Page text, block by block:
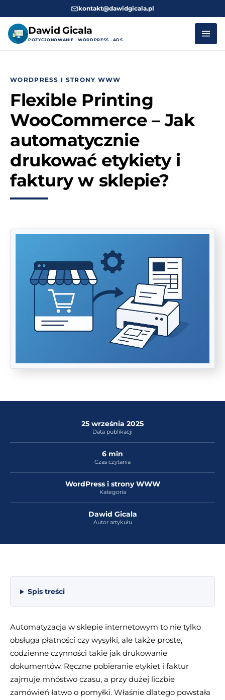
kontakt@dawidgicala.pl
Dawid Gicala
POZYCJONOWANIE · WORDPRESS · ADS
treściWORDPRESS I STRONY WWW
Flexible Printing
WooCommerce – Jak
automatycznie
drukować etykiety i
faktury w sklepie?
25 września 2025
Data publikacji
6 min
Czas czytania
WordPress i strony WWW
Kategoria
Dawid Gicala
Autor artykułu
Spis treści
Automatyzacja w sklepie internetowym to nie tylko
obsługa płatności czy wysyłki, ale także proste,
codzienne czynności takie jak drukowanie
dokumentów. Ręczne pobieranie etykiet i faktur
zajmuje mnóstwo czasu, a przy dużej liczbie
zamówień łatwo o pomyłki. Właśnie dlatego powstała